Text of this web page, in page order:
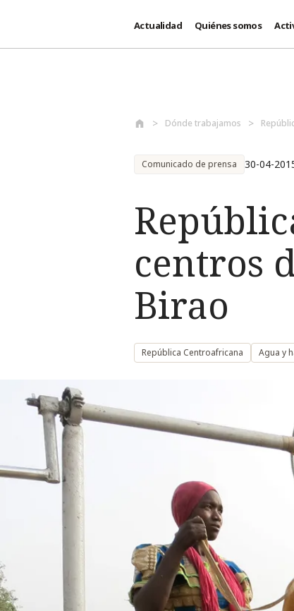
Actualidad Quiénes somos
Dónde trabajamos
Comunicado de prensa 30-04-
centros
Birao
República Centroafricana Agua y